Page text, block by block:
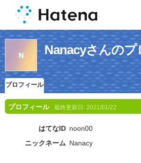
Nanacyさんのプ
プロフィール
プロフィール 最終更新日: 2021/01/22
はてなID noon00
ニックネーム Nanacy